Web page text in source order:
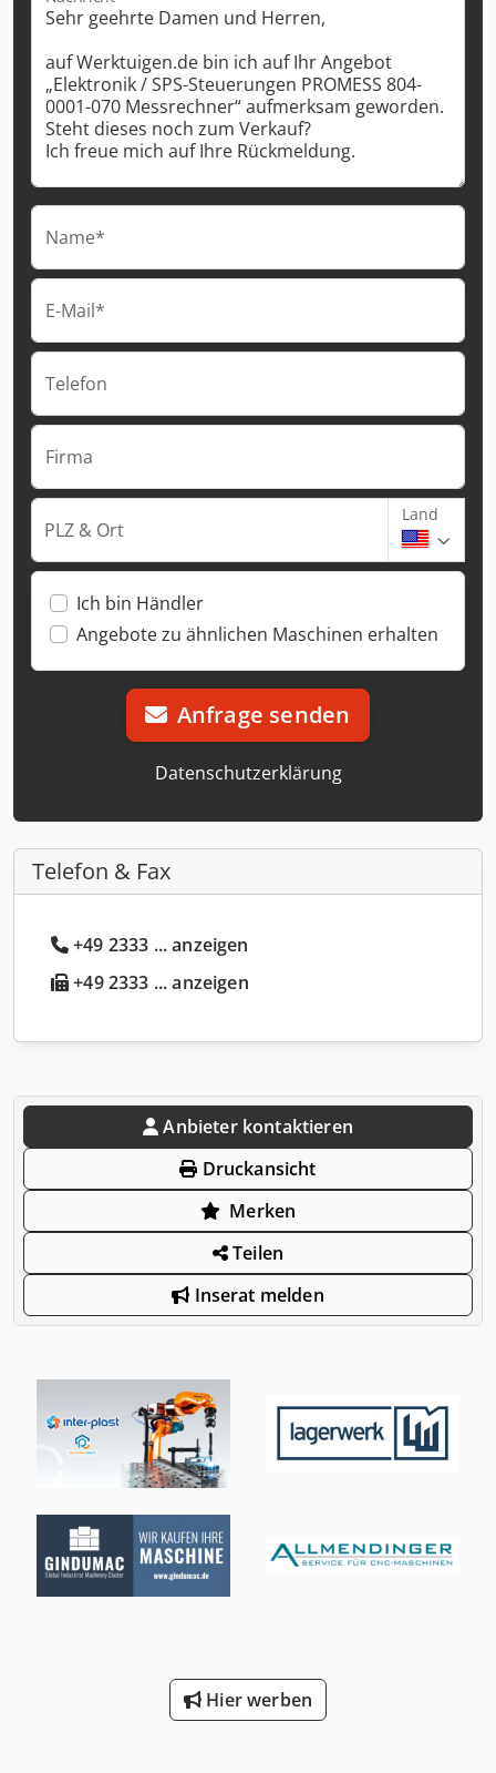
Name*
E-Mail*
Telefon
Firma
PLZ & Ort
Land
Ich bin Händler
Angebote zu ähnlichen Maschinen erhalten
Anfrage senden
Datenschutzerklärung
Telefon & Fax
+49 2333 ... anzeigen
+49 2333 ... anzeigen
Anbieter kontaktieren
Druckansicht
Merken
Teilen
Inserat melden
Hier werben